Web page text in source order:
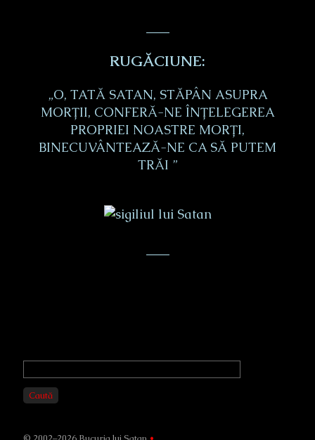
RUGĂCIUNE:
„O, TATĂ SATAN, STĂPÂN ASUPRA
MORȚII, CONFERĂ-NE ÎNȚELEGEREA
PROPRIEI NOASTRE MORȚI,
BINECUVÂNTEAZĂ-NE CA SĂ PUTEM
TRĂI ”
Primary
Sidebar
Caută